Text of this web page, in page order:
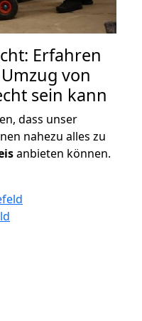
Erfahren
von
sein kann
dass unser
nahezu alles zu
anbieten können.